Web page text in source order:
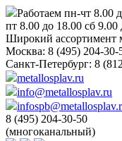
Работаем пн-чт 8.00
пт 8.00 до 18.00 сб 9.00
Широкий ассортимент
Москва: 8 (495) 204-30-
Санкт-Петербург: 8
metallosplav.ru
info@metallosplav.ru
8 (495) 204-30-50
(многоканальный)